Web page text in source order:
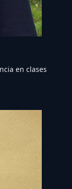
en clases